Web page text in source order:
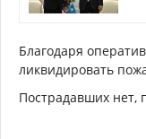
Благодаря
ликвидировать
Пострадавших нет,